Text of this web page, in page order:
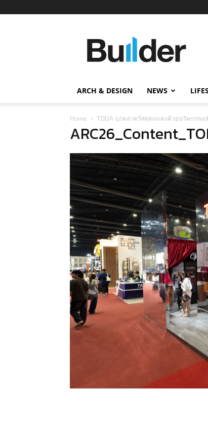
ข่าว
ก่อสร้าง
ARCH & DESIGN NEWS
Home TODA บุกตลาดวัสดุตกแต่งด้วยนวัตกรรม